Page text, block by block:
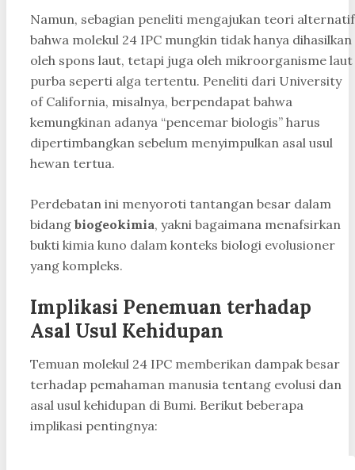
Namun, sebagian peneliti mengajukan teori alternatif
bahwa molekul 24 IPC mungkin tidak hanya dihasilkan
oleh spons laut, tetapi juga oleh mikroorganisme laut
purba seperti alga tertentu. Peneliti dari University
of California, misalnya, berpendapat bahwa
kemungkinan adanya “pencemar biologis” harus
dipertimbangkan sebelum menyimpulkan asal usul
hewan tertua.
Perdebatan ini menyoroti tantangan besar dalam
bidang biogeokimia, yakni bagaimana menafsirkan
bukti kimia kuno dalam konteks biologi evolusioner
yang kompleks.
Implikasi Penemuan terhadap
Asal Usul Kehidupan
Temuan molekul 24 IPC memberikan dampak besar
terhadap pemahaman manusia tentang evolusi dan
asal usul kehidupan di Bumi. Berikut beberapa
implikasi pentingnya: